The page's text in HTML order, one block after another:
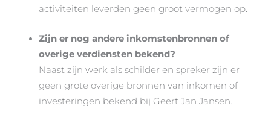
activiteiten leverden geen groot vermogen op.
Zijn er nog andere inkomstenbronnen of
overige verdiensten bekend?
Naast zijn werk als schilder en spreker zijn er
geen grote overige bronnen van inkomen of
investeringen bekend bij Geert Jan Jansen.